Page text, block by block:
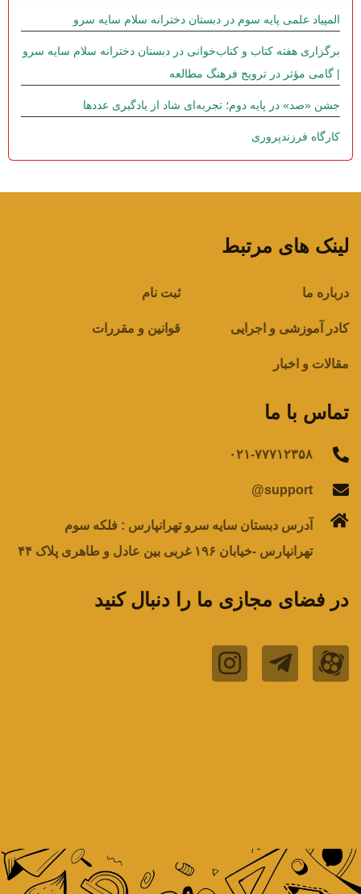
المپیاد علمی پایه سوم در دبستان دخترانه سلام سایه سرو
برگزاری هفته کتاب و کتاب‌خوانی در دبستان دخترانه سلام سایه سرو
| گامی مؤثر در ترویج فرهنگ مطالعه
جشن «صد» در پایه دوم؛ تجربه‌ای شاد از یادگیری عددها
کارگاه فرزندپروری
لینک های مرتبط
درباره ما ثبت نام
کادر آموزشی و اجرایی قوانین و مقررات
مقالات و اخبار
تماس با ما
۰۲۱-۷۷۷۱۲۳۵۸
support@
آدرس دبستان سایه سرو تهرانپارس : فلکه سوم
تهرانپارس -خیابان ۱۹۶ غربی بین عادل و طاهری پلاک ۴۴
در فضای مجازی ما را دنبال کنید